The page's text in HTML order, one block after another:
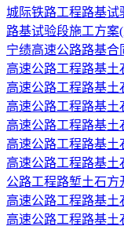
城际铁路工程路基试
路基试验段施工方案
宁绩高速公路路基
高速公路工程路基土
高速公路工程路基土
高速公路工程路基土
高速公路工程路基
高速公路工程路基土
高速公路工程路基土
公路工程路堑土石
高速公路工程路基土
高速公路工程路基土